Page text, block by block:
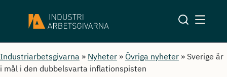
Industriarbetsgivarna » Nyheter » Övriga nyheter » Sverige är
i mål i den dubbelsvarta inflationspisten